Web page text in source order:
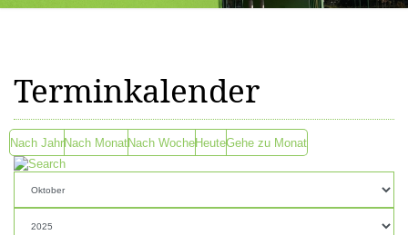
Terminkalender
Nach JahrNach MonatNach WocheHeuteGehe zu Monat